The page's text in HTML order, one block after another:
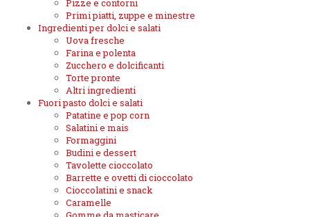
Pizze e contorni
Primi piatti, zuppe e minestre
Ingredienti per dolci e salati
Uova fresche
Farina e polenta
Zucchero e dolcificanti
Torte pronte
Altri ingredienti
Fuori pasto dolci e salati
Patatine e pop corn
Salatini e mais
Formaggini
Budini e dessert
Tavolette cioccolato
Barrette e ovetti di cioccolato
Cioccolatini e snack
Caramelle